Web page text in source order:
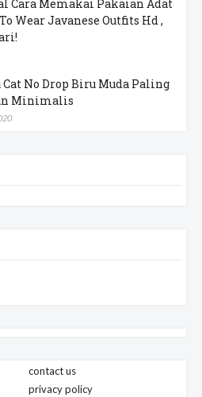
Cara Memakai Pakaian Adat
Wear Javanese Outfits Hd ,
Cat No Drop Biru Muda Paling
Minimalis
contact us
privacy policy